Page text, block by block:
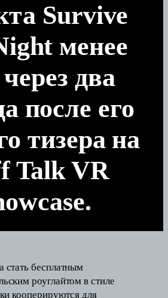
Survive
менее
два
после его
тизера на
Talk VR
бесплатным
роуглайтом в стиле
кооперируются для